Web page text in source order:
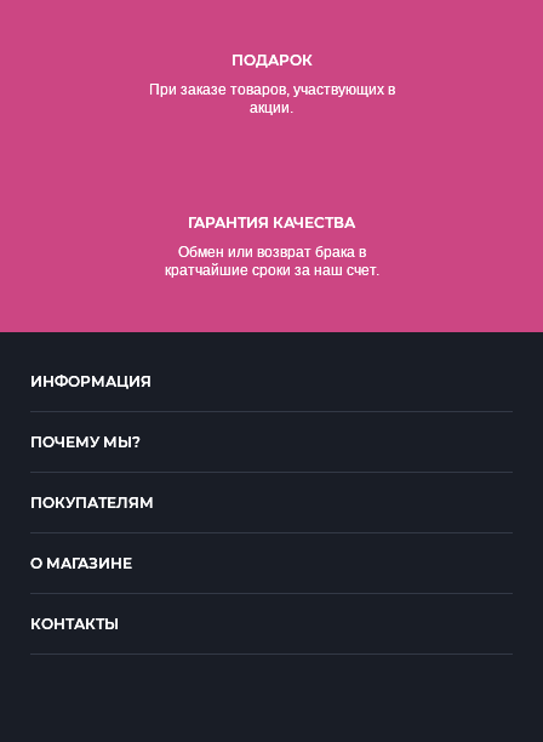
ПОДАРОК
При заказе товаров, участвующих в
акции.
ГАРАНТИЯ КАЧЕСТВА
Обмен или возврат брака в
кратчайшие сроки за наш счет.
ИНФОРМАЦИЯ
ПОЧЕМУ МЫ?
ПОКУПАТЕЛЯМ
О МАГАЗИНЕ
КОНТАКТЫ